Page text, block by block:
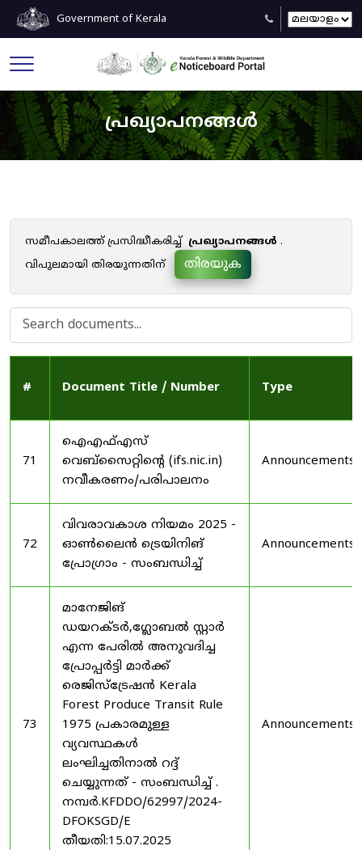
Government of Kerala
പ്രഖ്യാപനങ്ങൾ
സമീപകാലത്ത് പ്രസിദ്ധീകരിച്ച് പ്രഖ്യാപനങ്ങൾ .
വിപുലമായി തിരയുന്നതിന്
തിരയുക
# Document Title / Number Type
71
ഐഎഫ്എസ്
വെബ്‌സൈറ്റിന്റെ (ifs.nic.in)
നവീകരണം/പരിപാലനം
Announcements
72
വിവരാവകാശ നിയമം 2025 -
ഓൺലൈൻ ട്രെയിനിങ്
പ്രോഗ്രാം - സംബന്ധിച്ച്
Announcements
73
മാനേജിങ്
ഡയറക്ടർ,ഗ്ലോബൽ സ്റ്റാർ
എന്ന പേരിൽ അനുവദിച്ച
പ്രോപ്പർട്ടി മാർക്ക്
രെജിസ്ട്രേഷൻ Kerala
Forest Produce Transit Rule
1975 പ്രകാരമുള്ള
വ്യവസ്ഥകൾ
ലംഘിച്ചതിനാൽ റദ്ദ്
ചെയ്യുന്നത് - സംബന്ധിച്ച് .
നമ്പർ.KFDDO/62997/2024-
DFOKSGD/E
തീയതി:15.07.2025
Announcements